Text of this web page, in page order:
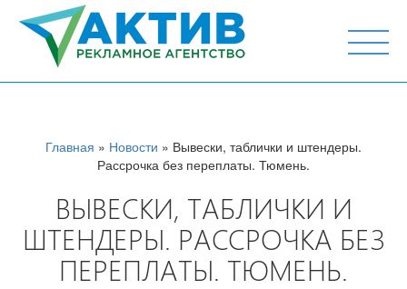
г. Тюмень, ул. М.Горького 44, офис 204
Главная » Новости » Вывески, таблички и штендеры.
Рассрочка без переплаты. Тюмень.
ВЫВЕСКИ, ТАБЛИЧКИ И
ШТЕНДЕРЫ. РАССРОЧКА БЕЗ
ПЕРЕПЛАТЫ. ТЮМЕНЬ.